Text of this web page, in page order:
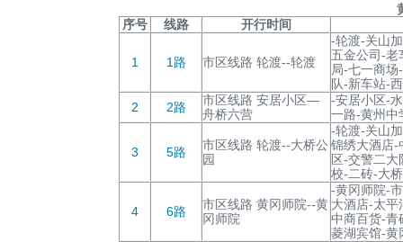
序号
线路 开行时间
1 1路 市区线路 轮渡--轮渡
-轮渡-关山
五金公司-老
局-七一商
队-新车站-
2
2路
市区线路 安居小区—
舟桥六营
-安居小区-
一路-黄州中
3 5路
市区线路 轮渡--大桥公
园
-轮渡-关山
锦绣大酒店-
区-交警二
校-二砖-大
4 6路
市区线路 黄冈师院--黄
冈师院
-黄冈师院-
大酒店-太
中商百货-青
菱湖宾馆-黄